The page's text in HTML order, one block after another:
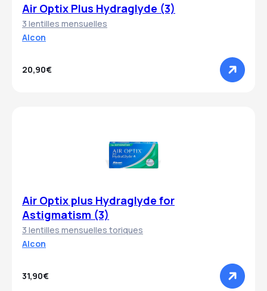
Air Optix Plus Hydraglyde (3)
3 lentilles mensuelles
Alcon
20,90€
Air Optix plus Hydraglyde for
Astigmatism (3)
3 lentilles mensuelles toriques
Alcon
31,90€